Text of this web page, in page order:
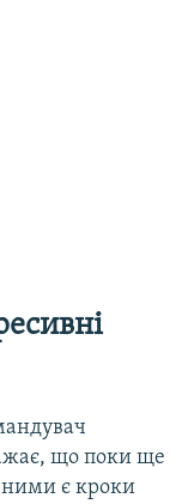
що поки ще
є кроки